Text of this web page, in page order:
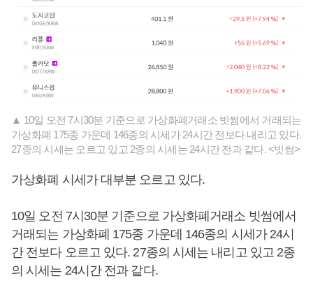
▲ 10일 오전 7시30분 기준으로 가상화폐거래소 빗썸에서 거래되는
가상화폐 175종 가운데 146종의 시세가 24시간 전보다 내리고 있다.
27종의 시세는 오르고 있고 2종의 시세는 24시간 전과 같다. <빗썸>
가상화폐 시세가 대부분 오르고 있다.
10일 오전 7시30분 기준으로 가상화폐거래소 빗썸에서
거래되는 가상화폐 175종 가운데 146종의 시세가 24시
간 전보다 오르고 있다. 27종의 시세는 내리고 있고 2종
의 시세는 24시간 전과 같다.